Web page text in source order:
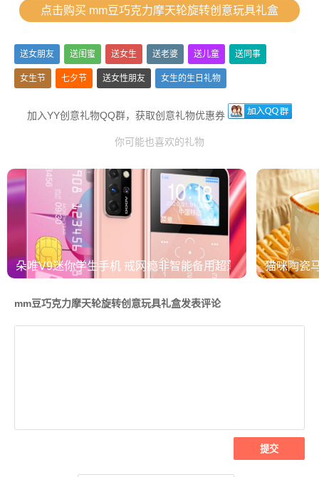
点击购买 mm豆巧克力摩天轮旋转创意玩具礼盒
送女朋友 送闺蜜 送女生 送老婆 送儿童 送同事
女生节 七夕节 送女性朋友 女生的生日礼物
加入YY创意礼物QQ群，获取创意礼物优惠券
你可能也喜欢的礼物
朵唯V9迷你学生手机 戒网瘾非智能备用超薄按键卡片机
猫咪陶瓷
mm豆巧克力摩天轮旋转创意玩具礼盒发表评论